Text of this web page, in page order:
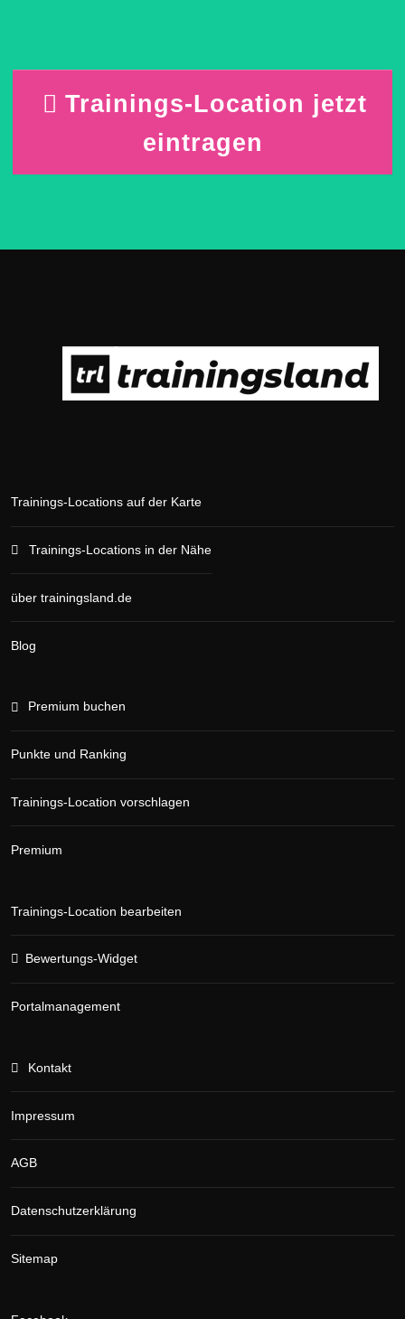
Trainings-Location jetzt
eintragen
Trainings-Locations auf der Karte
Trainings-Locations in der Nähe
über trainingsland.de
Blog
Premium buchen
Punkte und Ranking
Trainings-Location vorschlagen
Premium
Trainings-Location bearbeiten
Bewertungs-Widget
Portalmanagement
Kontakt
Impressum
AGB
Datenschutzerklärung
Sitemap